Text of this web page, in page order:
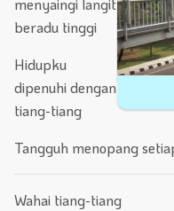
menyaingi langit
beradu tinggi
Hidupku
dipenuhi dengan
tiang-tiang
Tangguh menopang
Wahai tiang-tiang